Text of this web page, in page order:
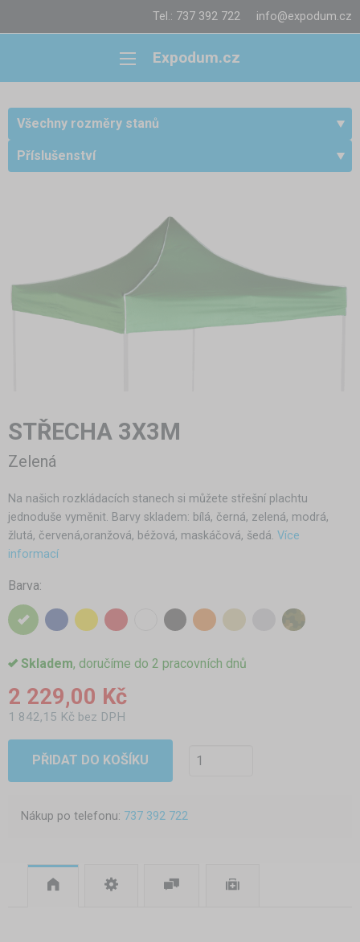
Tel.: 737 392 722 info@expodum.cz
Expodum.cz
Všechny rozměry stanů
Příslušenství
STŘECHA 3X3M
Zelená
Na našich rozkládacích stanech si můžete střešní plachtu
jednoduše vyměnit. Barvy skladem: bílá, černá, zelená, modrá,
žlutá, červená,oranžová, béžová, maskáčová, šedá. Více
informací
Barva:
Skladem, doručíme do 2 pracovních dnů
2 229,00 Kč
1 842,15 Kč bez DPH
PŘIDAT DO KOŠÍKU
Nákup po telefonu: 737 392 722